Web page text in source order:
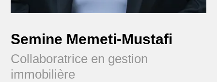
Semine Memeti-Mustafi
Collaboratrice en gestion
immobilière